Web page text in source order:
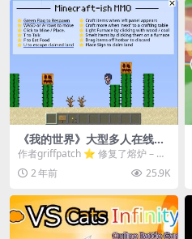
《我的世界》大型多人在线游
戏（MMO）v1.7
作者griffpatch ⭐ 修复了熔炉 – 抱
歉！！！ ⭐ 放置你...
2 年前 25.9K